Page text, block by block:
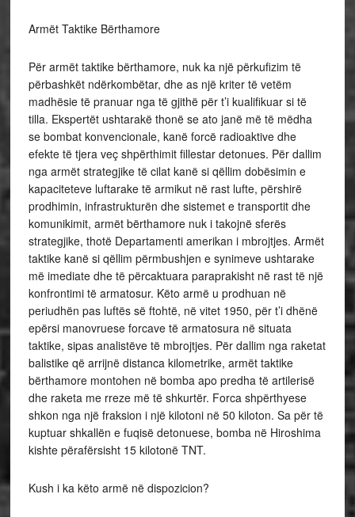
Armët Taktike Bërthamore
Për armët taktike bërthamore, nuk ka një përkufizim të
përbashkët ndërkombëtar, dhe as një kriter të vetëm
madhësie të pranuar nga të gjithë për t’i kualifikuar si të
tilla. Ekspertët ushtarakë thonë se ato janë më të mëdha
se bombat konvencionale, kanë forcë radioaktive dhe
efekte të tjera veç shpërthimit fillestar detonues. Për dallim
nga armët strategjike të cilat kanë si qëllim dobësimin e
kapaciteteve luftarake të armikut në rast lufte, përshirë
prodhimin, infrastrukturën dhe sistemet e transportit dhe
komunikimit, armët bërthamore nuk i takojnë sferës
strategjike, thotë Departamenti amerikan i mbrojtjes. Armët
taktike kanë si qëllim përmbushjen e synimeve ushtarake
më imediate dhe të përcaktuara paraprakisht në rast të një
konfrontimi të armatosur. Këto armë u prodhuan në
periudhën pas luftës së ftohtë, në vitet 1950, për t’i dhënë
epërsi manovruese forcave të armatosura në situata
taktike, sipas analistëve të mbrojtjes. Për dallim nga raketat
balistike që arrijnë distanca kilometrike, armët taktike
bërthamore montohen në bomba apo predha të artilerisë
dhe raketa me rreze më të shkurtër. Forca shpërthyese
shkon nga një fraksion i një kilotoni në 50 kiloton. Sa për të
kuptuar shkallën e fuqisë detonuese, bomba në Hiroshima
kishte përafërsisht 15 kilotonë TNT.
Kush i ka këto armë në dispozicion?